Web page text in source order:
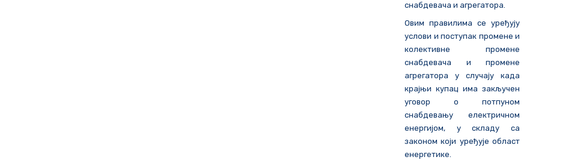
снабдевача и агрегатора.
Овим правилима се уређују
услови и поступак промене и
колективне промене
снабдевача и промене
агрегатора у случају када
крајњи купац има закључен
уговор о потпуном
снабдевању електричном
енергијом, у складу са
законом који уређује област
енергетике.